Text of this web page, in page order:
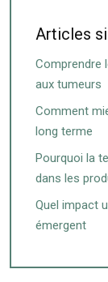
Articles
Comprendre
aux tumeurs
Comment
long terme
Pourquoi la
dans les
Quel impact
émergent